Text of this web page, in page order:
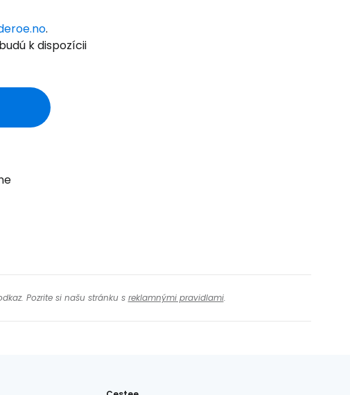
.
k dispozícii
Pozrite si našu stránku s reklamnými pravidlami.
Pokračovať na Facebooku
Pokračovať s e-mailom